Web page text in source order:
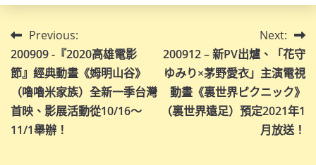
文
章
導
覽
Previous:
200909 -『2020高雄電影
節』經典動畫《姆明山谷》
（嚕嚕米家族）全新一季台灣
首映、影展活動從10/16～
11/1舉辦！
Next:
200912 – 新PV出爐、「花守
ゆみり×茅野愛衣」主演電視
動畫《裏世界ピクニック》
（裏世界遠足）預定2021年1
月放送！